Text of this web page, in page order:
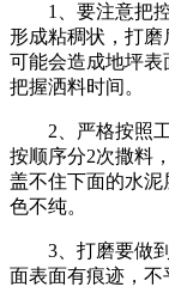
1、要注意把
形成粘稠状，打磨
可能会造成地坪
把握洒料时间。
2、严格按照
按顺序分2次撒料
盖不住下面的水
色不纯。
3、打磨要做
面表面有痕迹，不